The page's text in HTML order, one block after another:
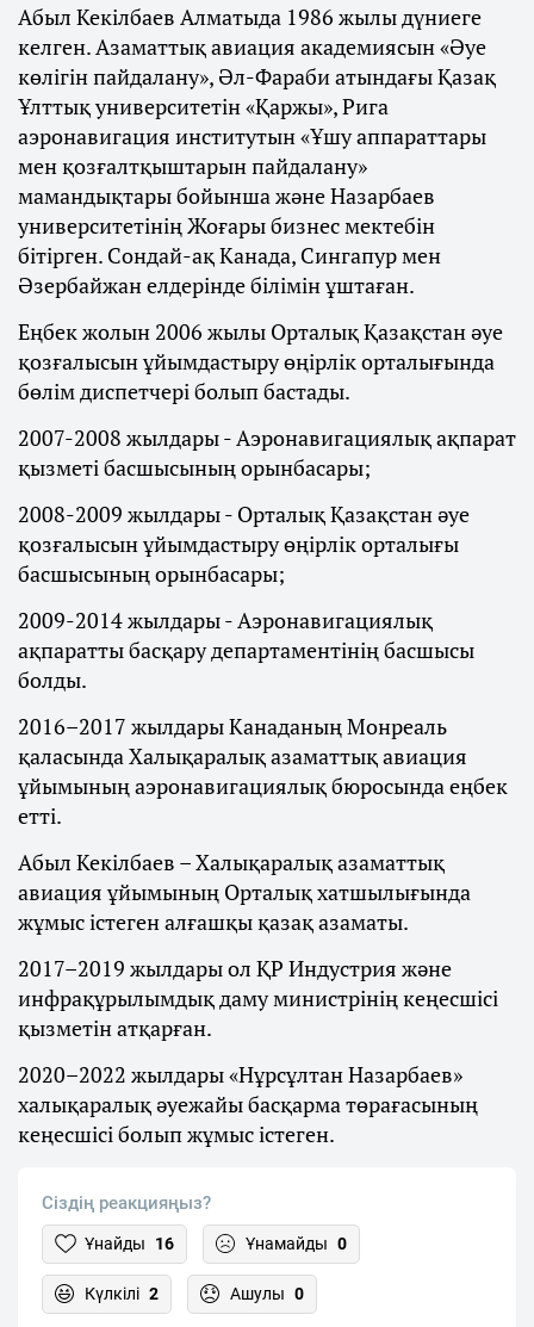
Абыл Кекілбаев Алматыда 1986 жылы дүниеге
келген. Азаматтық авиация академиясын «Әуе
көлігін пайдалану», Әл-Фараби атындағы Қазақ
Ұлттық университетін «Қаржы», Рига
аэронавигация институтын «Ұшу аппараттары
мен қозғалтқыштарын пайдалану»
мамандықтары бойынша және Назарбаев
университетінің Жоғары бизнес мектебін
бітірген. Сондай-ақ Канада, Сингапур мен
Әзербайжан елдерінде білімін ұштаған.
Еңбек жолын 2006 жылы Орталық Қазақстан әуе
қозғалысын ұйымдастыру өңірлік орталығында
бөлім диспетчері болып бастады.
2007-2008 жылдары - Аэронавигациялық ақпарат
қызметі басшысының орынбасары;
2008-2009 жылдары - Орталық Қазақстан әуе
қозғалысын ұйымдастыру өңірлік орталығы
басшысының орынбасары;
2009-2014 жылдары - Аэронавигациялық
ақпаратты басқару департаментінің басшысы
болды.
2016–2017 жылдары Канаданың Монреаль
қаласында Халықаралық азаматтық авиация
ұйымының аэронавигациялық бюросында еңбек
етті.
Абыл Кекілбаев – Халықаралық азаматтық
авиация ұйымының Орталық хатшылығында
жұмыс істеген алғашқы қазақ азаматы.
2017–2019 жылдары ол ҚР Индустрия және
инфрақұрылымдық даму министрінің кеңесшісі
қызметін атқарған.
2020–2022 жылдары «Нұрсұлтан Назарбаев»
халықаралық әуежайы басқарма төрағасының
кеңесшісі болып жұмыс істеген.
Сіздің реакцияңыз?
Ұнайды 16 Ұнамайды 0
Күлкілі 2 Ашулы 0